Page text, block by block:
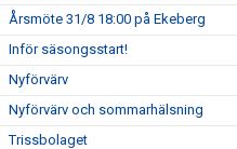
Årsmöte 31/8 18:00 på Ekeberg
Inför säsongsstart!
Nyförvärv
Nyförvärv och sommarhälsning
Trissbolaget